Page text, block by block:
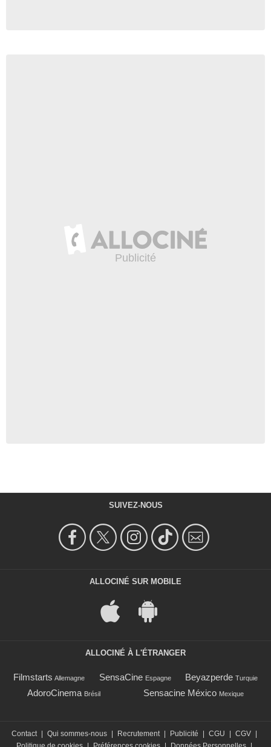
SUIVEZ-NOUS
ALLOCINÉ SUR MOBILE
ALLOCINÉ À L'ÉTRANGER
Filmstarts Allemagne SensaCine Espagne Beyazperde Turquie
AdoroCinema Brésil Sensacine México Mexique
Contact Qui sommes-nous Recrutement Publicité CGU CGV